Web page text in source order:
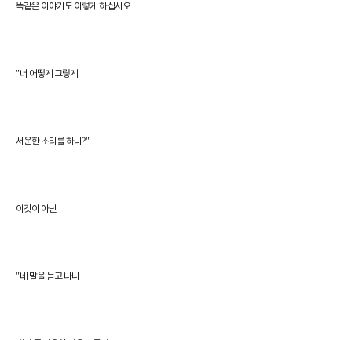
똑같은 이야기도 이렇게 하십시오.
"너 어떻게 그렇게
서운한 소리를 하니 ?"
이것이 아닌
"네 말을 듣고 나니